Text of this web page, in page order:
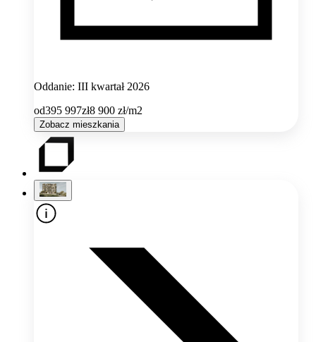
Oddanie: III kwartał 2026
od395 997zł8 900 zł/m2
Zobacz mieszkania